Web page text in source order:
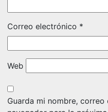
Correo electrónico *
Web
Guarda mi nombre,